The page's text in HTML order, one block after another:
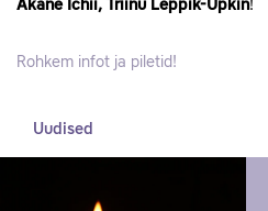
Akane Ichii, Triinu Leppik-Upkin!
Rohkem infot ja piletid!
Uudised